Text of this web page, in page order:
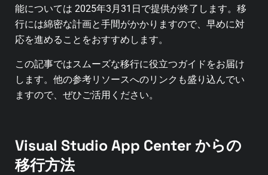
能については 2025年3月31日で提供が終了します。移
行には綿密な計画と手間がかかりますので、早めに対
応を進めることをおすすめします。
この記事ではスムーズな移行に役立つガイドをお届け
します。他の参考リソースへのリンクも盛り込んでい
ますので、ぜひご活用ください。
Visual Studio App Center からの
移行方法